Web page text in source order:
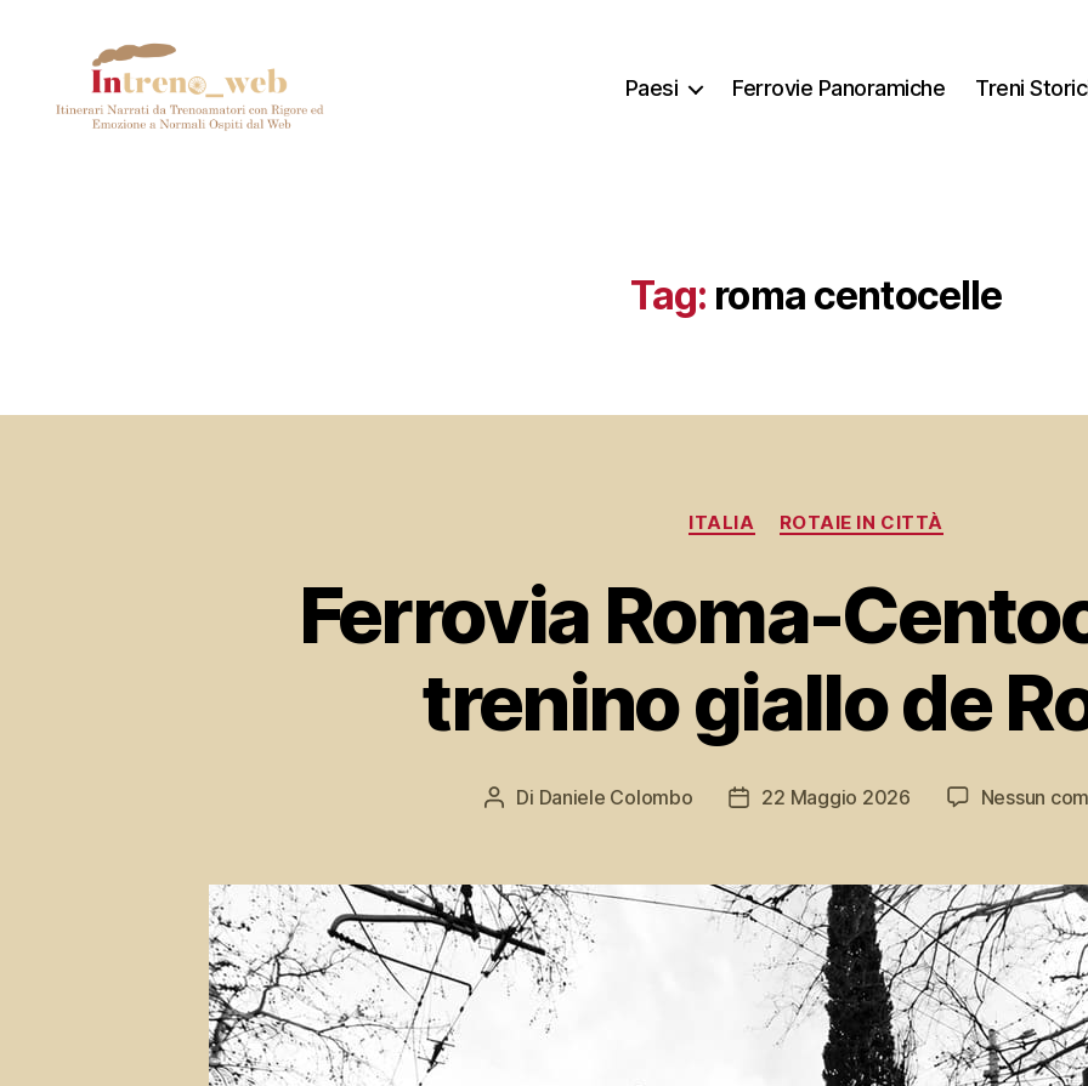
Paesi Ferrovie Panoramiche Treni
Tag: roma centocelle
Categorie
ITALIA ROTAIE IN CITTÀ
Ferrovia Roma-
trenino giallo de
Autore
Di Daniele Colombo
Data22 Maggio 2026 Nessun